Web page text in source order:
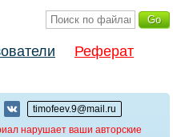
Реферат
timofeev.9@mail.ru
нарушает ваши авторские